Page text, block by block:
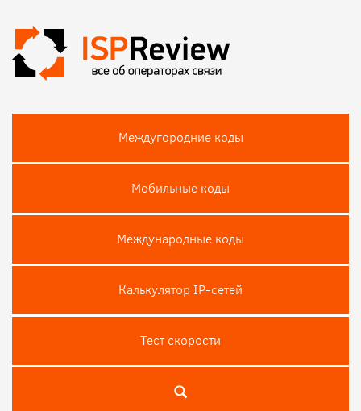
Междугородние коды
Мобильные коды
Международные коды
Калькулятор IP-сетей
Тест скороcти